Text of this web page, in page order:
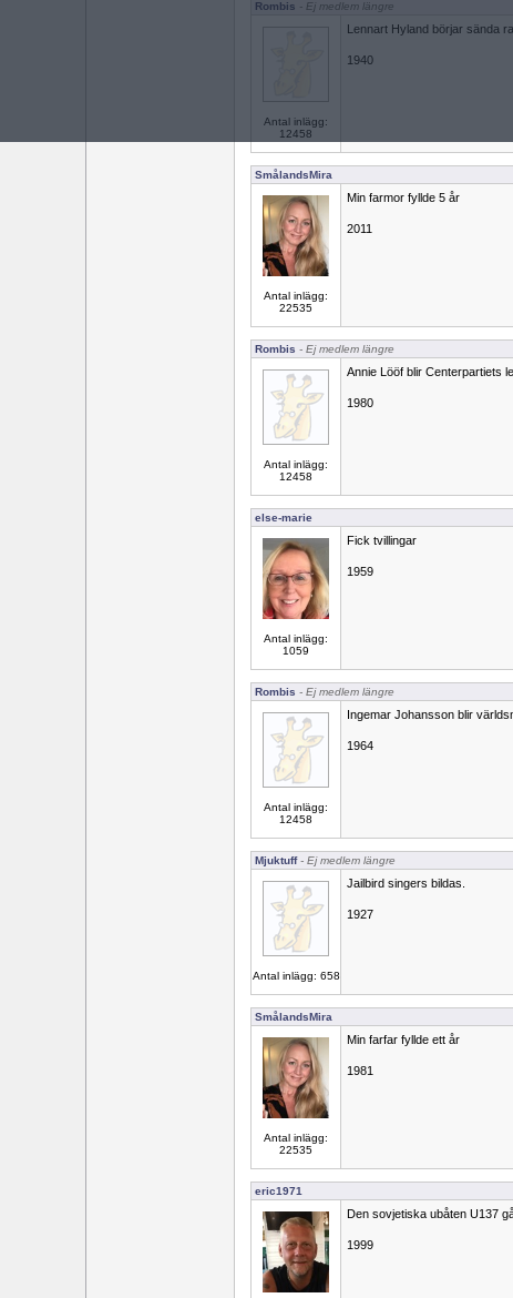
Rombis - Ej medlem längre
Antal inlägg:
12458
Lennart Hyland börjar sända
1940
SmålandsMira
Antal inlägg:
22535
Min farmor fyllde 5 år
2011
Rombis - Ej medlem längre
Antal inlägg:
12458
Annie Lööf blir Centerpartiets
1980
else-marie
Antal inlägg:
1059
Fick tvillingar
1959
Rombis - Ej medlem längre
Antal inlägg:
12458
Ingemar Johansson blir
1964
Mjuktuff- Ej medlem längre
Antal inlägg: 658
Jailbird singers bildas.
1927
SmålandsMira
Antal inlägg:
22535
Min farfar fyllde ett år
1981
eric1971
Den sovjetiska ubåten U137
1999